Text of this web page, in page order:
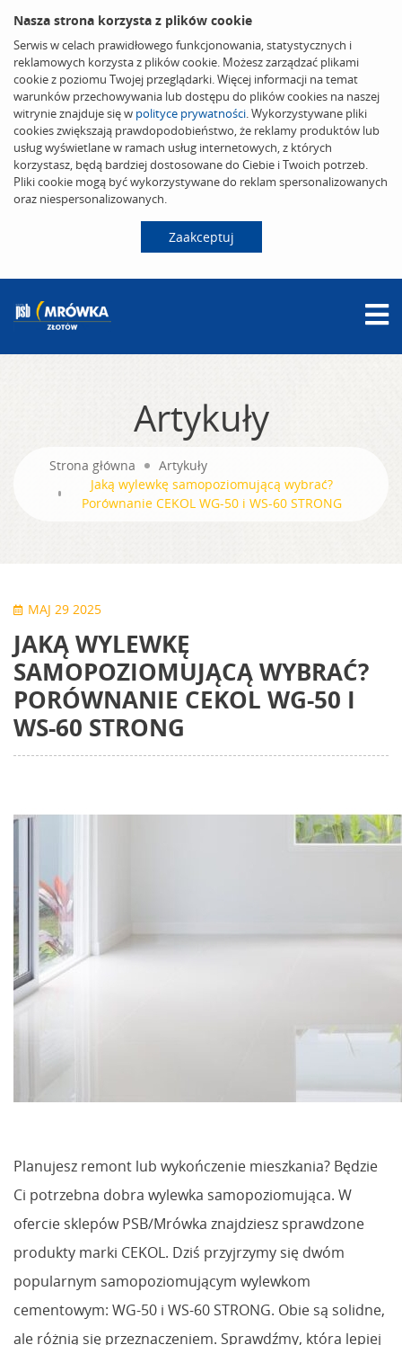
Nasza strona korzysta z plików cookie
Serwis w celach prawidłowego funkcjonowania, statystycznych i
reklamowych korzysta z plików cookie. Możesz zarządzać plikami
cookie z poziomu Twojej przeglądarki. Więcej informacji na temat
warunków przechowywania lub dostępu do plików cookies na naszej
witrynie znajduje się w polityce prywatności. Wykorzystywane pliki
cookies zwiększają prawdopodobieństwo, że reklamy produktów lub
usług wyświetlane w ramach usług internetowych, z których
korzystasz, będą bardziej dostosowane do Ciebie i Twoich potrzeb.
Pliki cookie mogą być wykorzystywane do reklam spersonalizowanych
oraz niespersonalizowanych.
Zaakceptuj
Artykuły
Strona główna
Artykuły
Jaką wylewkę samopoziomującą wybrać?
Porównanie CEKOL WG-50 i WS-60 STRONG
MAJ 29 2025
JAKĄ WYLEWKĘ
SAMOPOZIOMUJĄCĄ WYBRAĆ?
PORÓWNANIE CEKOL WG-50 I
WS-60 STRONG
Planujesz remont lub wykończenie mieszkania? Będzie
Ci potrzebna dobra wylewka samopoziomująca. W
ofercie sklepów PSB/Mrówka znajdziesz sprawdzone
produkty marki CEKOL. Dziś przyjrzymy się dwóm
popularnym samopoziomującym wylewkom
cementowym: WG-50 i WS-60 STRONG. Obie są solidne,
ale różnią się przeznaczeniem. Sprawdźmy, która lepiej